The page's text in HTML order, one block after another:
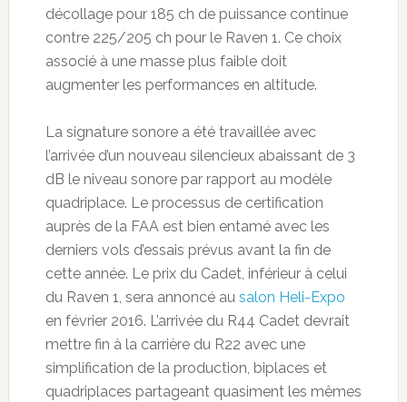
décollage pour 185 ch de puissance continue
contre 225/205 ch pour le Raven 1. Ce choix
associé à une masse plus faible doit
augmenter les performances en altitude.
La signature sonore a été travaillée avec
l’arrivée d’un nouveau silencieux abaissant de 3
dB le niveau sonore par rapport au modèle
quadriplace. Le processus de certification
auprès de la FAA est bien entamé avec les
derniers vols d’essais prévus avant la fin de
cette année. Le prix du Cadet, inférieur à celui
du Raven 1, sera annoncé au salon Heli-Expo
en février 2016. L’arrivée du R44 Cadet devrait
mettre fin à la carrière du R22 avec une
simplification de la production, biplaces et
quadriplaces partageant quasiment les mêmes